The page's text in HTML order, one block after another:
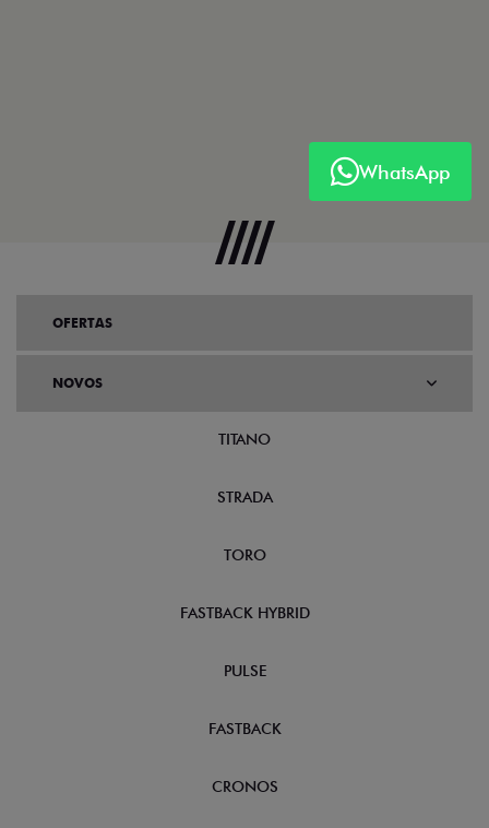
WhatsApp
OFERTAS
NOVOS
TITANO
STRADA
TORO
FASTBACK HYBRID
PULSE
FASTBACK
CRONOS